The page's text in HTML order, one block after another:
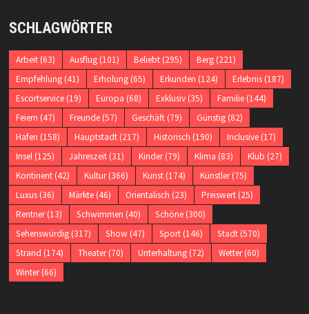
SCHLAGWÖRTER
Arbeit(63) Ausflug(101) Beliebt(295) Berg(221)
Empfehlung(41) Erholung(65) Erkunden (124) Erlebnis(187)
Escortservice(19) Europa (68) Exklusiv(35) Familie(144)
Feiern (47) Freunde(57) Geschäft(79) Günstig(82)
Hafen (158) Hauptstadt(217) Historisch (190) Inclusive(17)
Insel(125) Jahreszeit(31) Kinder(79) Klima (83) Klub (27)
Kontinent(42) Kultur(366) Kunst(174) Künstler(75)
Luxus(36) Märkte(46) Orientalisch (23) Preiswert(25)
Rentner(13) Schwimmen (40) Schöne(300)
Sehenswürdig(317) Show (47) Sport(146) Stadt(570)
Strand (174) Theater(70) Unterhaltung(72) Wetter(60)
Winter(66)